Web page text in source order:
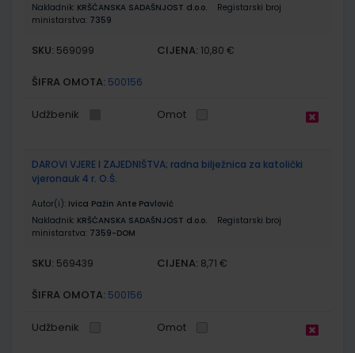
Nakladnik: KRŠĆANSKA SADAŠNJOST d.o.o.
Registarski broj
ministarstva: 7359
SKU: 569099 CIJENA: 10,80 €
ŠIFRA OMOTA: 500156
Udžbenik Omot
DAROVI VJERE I ZAJEDNIŠTVA; radna bilježnica za katolički
vjeronauk 4 r. O.Š.
Autor(i): Ivica Pažin Ante Pavlović
Nakladnik: KRŠĆANSKA SADAŠNJOST d.o.o.
Registarski broj
ministarstva: 7359-DOM
SKU: 569439 CIJENA: 8,71 €
ŠIFRA OMOTA: 500156
Udžbenik Omot